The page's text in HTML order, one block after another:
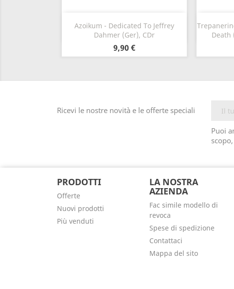
Azoikum - Dedicated To Jeffrey
Dahmer (Ger), CDr
9,90 €
Anteprima
Death
Ricevi le nostre novità e le offerte speciali
Puoi
PRODOTTI
Offerte
Nuovi prodotti
Più venduti
LA NOSTRA
AZIENDA
Fac simile modello di
revoca
Spese di spedizione
Contattaci
Mappa del sito